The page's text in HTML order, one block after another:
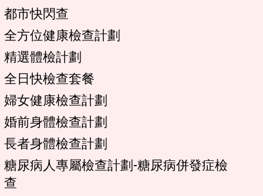
都市快閃查
全方位健康檢查計劃
精選體檢計劃
全日快檢查套餐
婦女健康檢查計劃
婚前身體檢查計劃
長者身體檢查計劃
糖尿病人專屬檢查計劃-糖尿病併發症檢
查